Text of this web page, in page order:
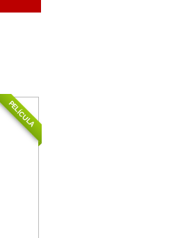
PELÍCULA